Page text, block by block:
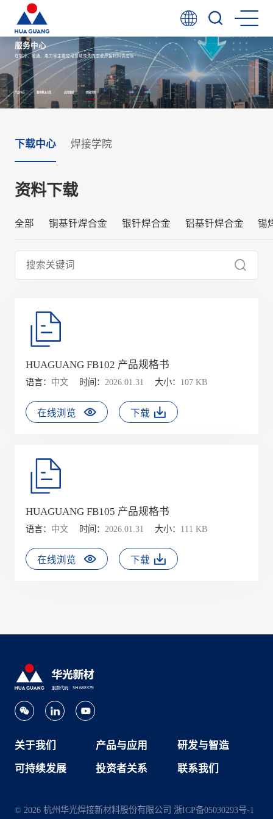
服务中心
在制冷、暖通、电力等主要应用领域领先的工业焊接材料供应商
产品中心 整体解决方案 应用领域 焊接学院
下载中心 焊接学院
资料下载
全部 铜基钎焊合金 银钎焊合金 铝基钎焊合金 锡
HUAGUANG FB102 产品规格书
语言： 中文 时间： 2026.01.31 大小： 107 KB
在线浏览 下载
HUAGUANG FB105 产品规格书
语言： 中文 时间： 2026.01.31 大小： 111 KB
在线浏览 下载
关于我们 产品与应用 研发与智造
可持续发展 投资者关系 联系我们
© 2026 杭州华光焊接新材料股份有限公司 浙ICP备05030293号-1